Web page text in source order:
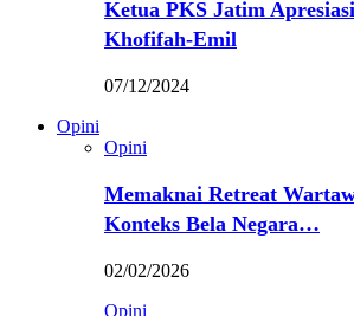
Ketua PKS Jatim
Khofifah-Emil
07/12/2024
Opini
Opini
Memaknai Retreat
Konteks Bela Negara…
02/02/2026
Opini